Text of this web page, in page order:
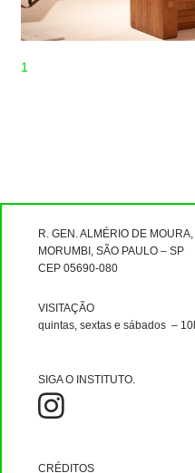
1
R. GEN. ALMÉRIO DE
MORUMBI, SÃO PAULO – SP
CEP 05690-080
VISITAÇÃO
quintas, sextas e sábados –
SIGA O INSTITUTO.
CRÉDITOS